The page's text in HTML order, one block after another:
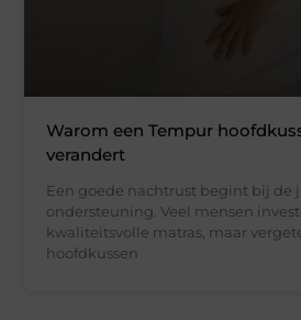
Warom een Tempur
verandert
Een goede nachtrust begint bij de
ondersteuning. Veel mensen
kwaliteitsvolle matras, maar
hoofdkussen